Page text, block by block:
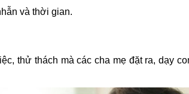
và thời gian.
thử thách mà các cha mẹ đặt ra, dạy